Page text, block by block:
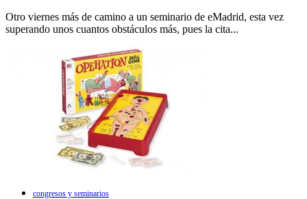
Otro viernes más de camino a un seminario de eMadrid, esta vez
superando unos cuantos obstáculos más, pues la cita...
congresos y seminarios